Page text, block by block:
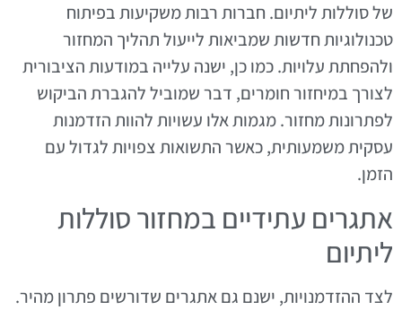
של סוללות ליתיום. חברות רבות משקיעות בפיתוח
טכנולוגיות חדשות שמביאות לייעול תהליך המחזור
ולהפחתת עלויות. כמו כן, ישנה עלייה במודעות הציבורית
לצורך במיחזור חומרים, דבר שמוביל להגברת הביקוש
לפתרונות מחזור. מגמות אלו עשויות להוות הזדמנות
עסקית משמעותית, כאשר התשואות צפויות לגדול עם
הזמן.
אתגרים עתידיים במחזור סוללות
ליתיום
לצד ההזדמנויות, ישנם גם אתגרים שדורשים פתרון מהיר.